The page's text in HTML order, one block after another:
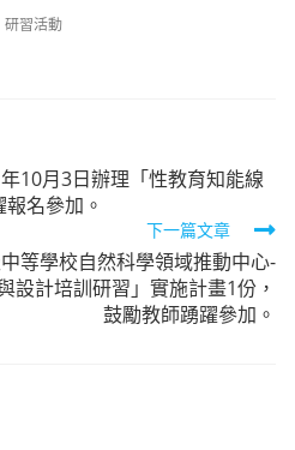
研習活動
10月3日辦理「性教育知能線
名參加。
下一篇文章
等學校自然科學領域推動中心-
設計培訓研習」實施計畫1份，
鼓勵教師踴躍參加。